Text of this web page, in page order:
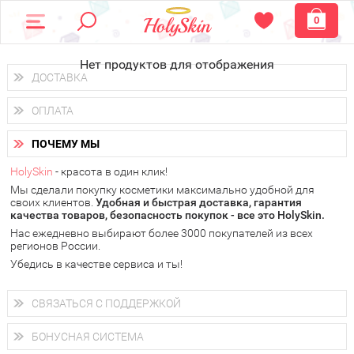
0
Нет продуктов для отображения
ДОСТАВКА
Доставка осуществляетсяпо всем городам России.
Вы можете выбрать доставку курьером, Почтой России или
получить заказ в пунктах выдачи PickPoint или пункте
самовывоза.
В 20 городах России доставка осуществляется ужена
следующий день.
у Вас всегда есть возможность получитьбесплатную
доставку от HolySkin.
подробнее об условиях доставки и оплаты в Вашем городе
ОПЛАТА
Вы можете оплатить свой заказ любым удобным способом:
наличными деньгами (
через интернет-банк (Альфа-банк, Сбербанк) и другими
электронными способами.
ПОЧЕМУ МЫ
HolySkin - красота в один клик!
Мы сделали покупку косметики максимально удобной для
своих клиентов. Удобная и быстрая доставка, гарантия
качества товаров, безопасность покупок - все это HolySkin.
Нас ежедневно выбирают более 3000 покупателей из всех
регионов России.
Убедись в качестве сервиса и ты!
СВЯЗАТЬСЯ С ПОДДЕРЖКОЙ
+7 (800) 707-24-55
Мы будем рады ответить на все Ваши вопросы по работе
магазина, проконсультировать по товарам, рассказать о
БОНУСНАЯ СИСТЕМА